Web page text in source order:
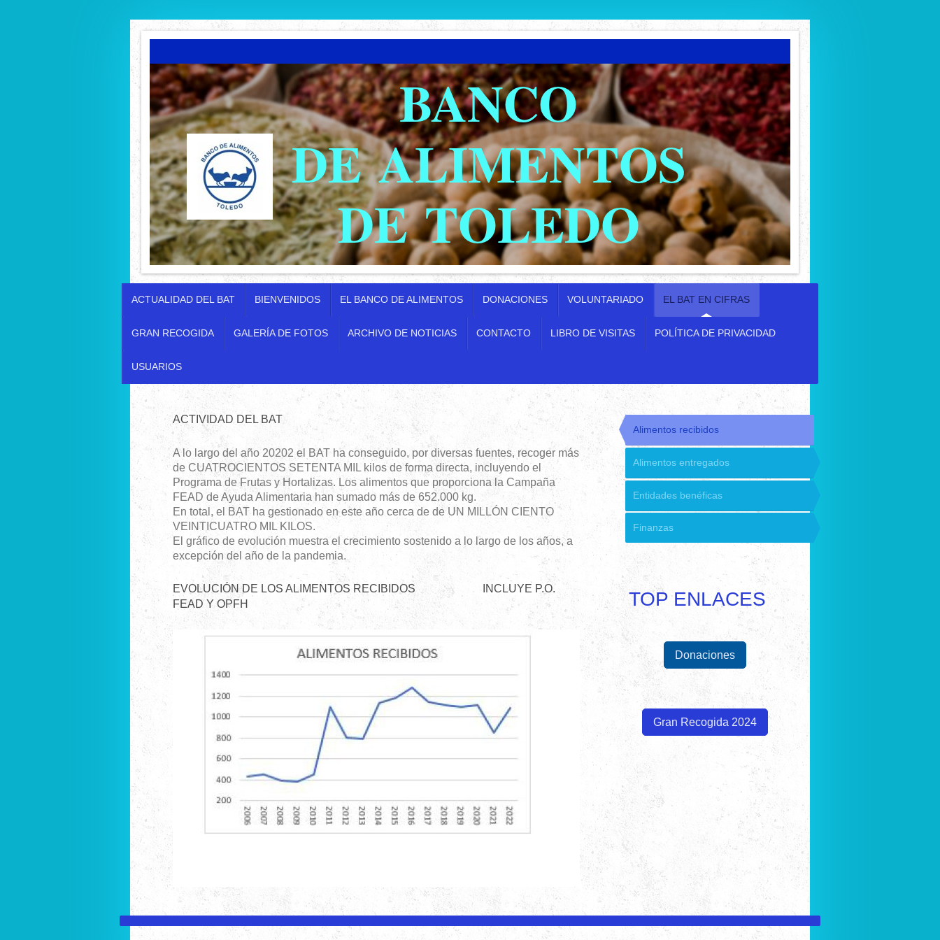
BANCO
DE ALIMENTOS
DE TOLEDO
ACTUALIDAD DEL BAT BIENVENIDOS EL BANCO DE ALIMENTOS DONACIONES VOLUNTARIADO EL BAT EN CIFRAS
GRAN RECOGIDA GALERÍA DE FOTOS ARCHIVO DE NOTICIAS CONTACTO LIBRO DE VISITAS POLÍTICA DE PRIVACIDAD
USUARIOS
ACTIVIDAD DEL BAT
A lo largo del año 20202 el BAT ha conseguido, por diversas fuentes, recoger más
de CUATROCIENTOS SETENTA MIL kilos de forma directa, incluyendo el
Programa de Frutas y Hortalizas. Los alimentos que proporciona la Campaña
FEAD de Ayuda Alimentaria han sumado más de 652.000 kg.
En total, el BAT ha gestionado en este año cerca de de UN MILLÓN CIENTO
VEINTICUATRO MIL KILOS.
El gráfico de evolución muestra el crecimiento sostenido a lo largo de los años, a
excepción del año de la pandemia.
EVOLUCIÓN DE LOS ALIMENTOS RECIBIDOS INCLUYE P.O.
FEAD Y OPFH
Alimentos recibidos
Alimentos entregados
Entidades benéficas
Finanzas
TOP ENLACES
Donaciones
Gran Recogida 2024